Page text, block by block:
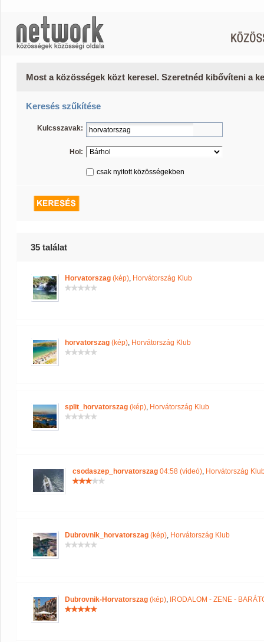
Most a közösségek közt keresel. Szeretnéd kibővíteni a
Keresés szűkítése
Kulcsszavak:
Hol:
csak nyitott közösségekben
35 találat
Horvatorszag (kép), Horvátország Klub
horvatorszag (kép), Horvátország Klub
split_horvatorszag (kép), Horvátország Klub
csodaszep_horvatorszag 04:58 (videó), Horvátország
Dubrovnik_horvatorszag (kép), Horvátország Klub
Dubrovnik-Horvatorszag (kép), IRODALOM - ZENE -